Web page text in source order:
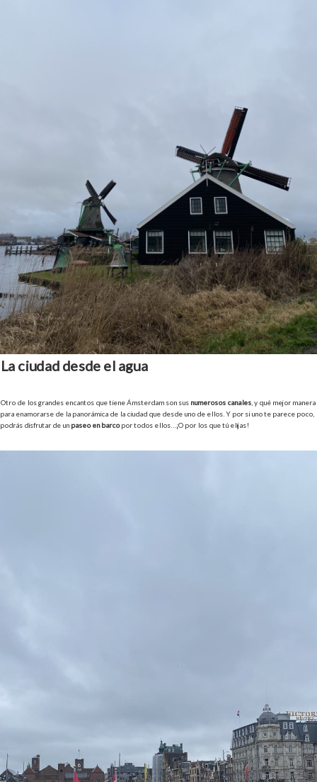
La ciudad desde el agua
Otro de los grandes encantos que tiene Ámsterdam son sus numerosos canales , y qué mejor manera
para enamorarse de la panorámica de la ciudad que desde uno de ellos. Y por si uno te parece poco,
podrás disfrutar de un paseo en barcopor todos ellos…¡O por los que tú elijas!